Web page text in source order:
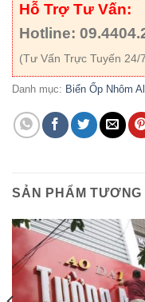
Hỗ Trợ Tư Vấn:
Hotline:
(Tư Vấn Trực Tuyến 24/
Danh mục: Biển Ốp Nhôm
SẢN PHẨM TƯƠNG